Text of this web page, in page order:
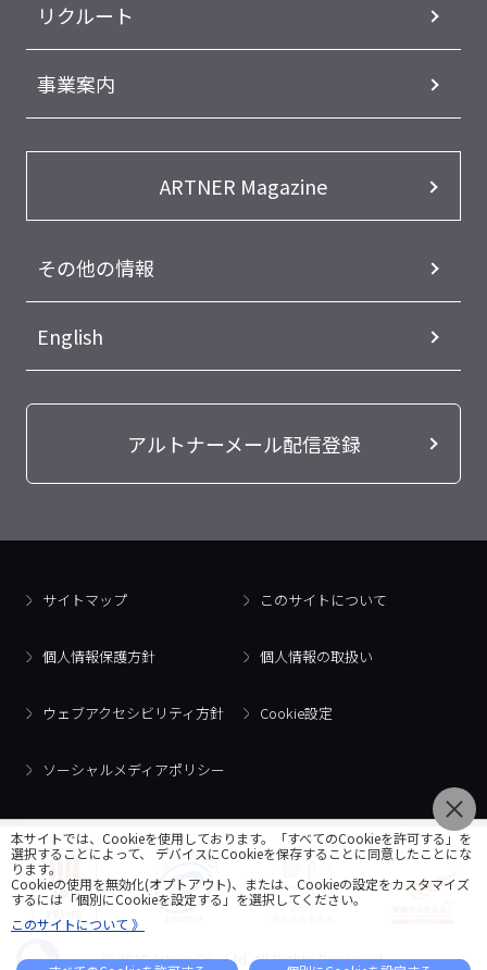
リクルート
事業案内
ARTNER Magazine
その他の情報
English
アルトナーメール配信登録
サイトマップ このサイトについて
個人情報保護方針 個人情報の取扱い
ウェブアクセシビリティ方針 Cookie設定
ソーシャルメディアポリシー
© 2018 Artner Co., Ltd. All Rights Reserved.
本サイトでは、Cookieを使用しております。「すべてのCookieを許可する」を
選択することによって、 デバイスにCookieを保存することに同意したことにな
ります。
Cookieの使用を無効化(オプトアウト)、または、Cookieの設定をカスタマイズ
するには「個別にCookieを設定する」を選択してください。
このサイトについて 》